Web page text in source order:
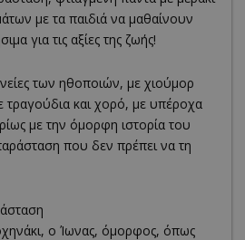
με τα παιδιά να μαθαίνουν
για τις αξίες της ζωής!
των ηθοποιών, με χιούμορ
τραγούδια και χορό, με υπέροχα
με την όμορφη ιστορία του
που δεν πρέπει να τη
ο Ίωνας, όμορφος, όπως